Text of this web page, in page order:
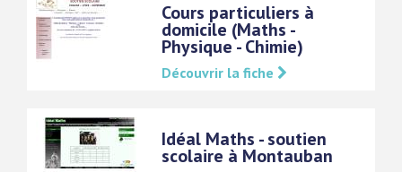
Cours particuliers à
domicile (Maths -
Physique - Chimie)
Découvrir la fiche
Idéal Maths - soutien
scolaire à Montauban